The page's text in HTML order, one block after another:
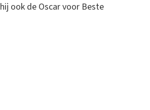
ook de Oscar voor Beste